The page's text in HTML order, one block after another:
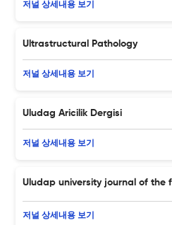
저널 상세내용 보기
Ultrastructural Pathology
저널 상세내용 보기
Uludag Aricilik Dergisi
저널 상세내용 보기
Uludap university journal of the
저널 상세내용 보기